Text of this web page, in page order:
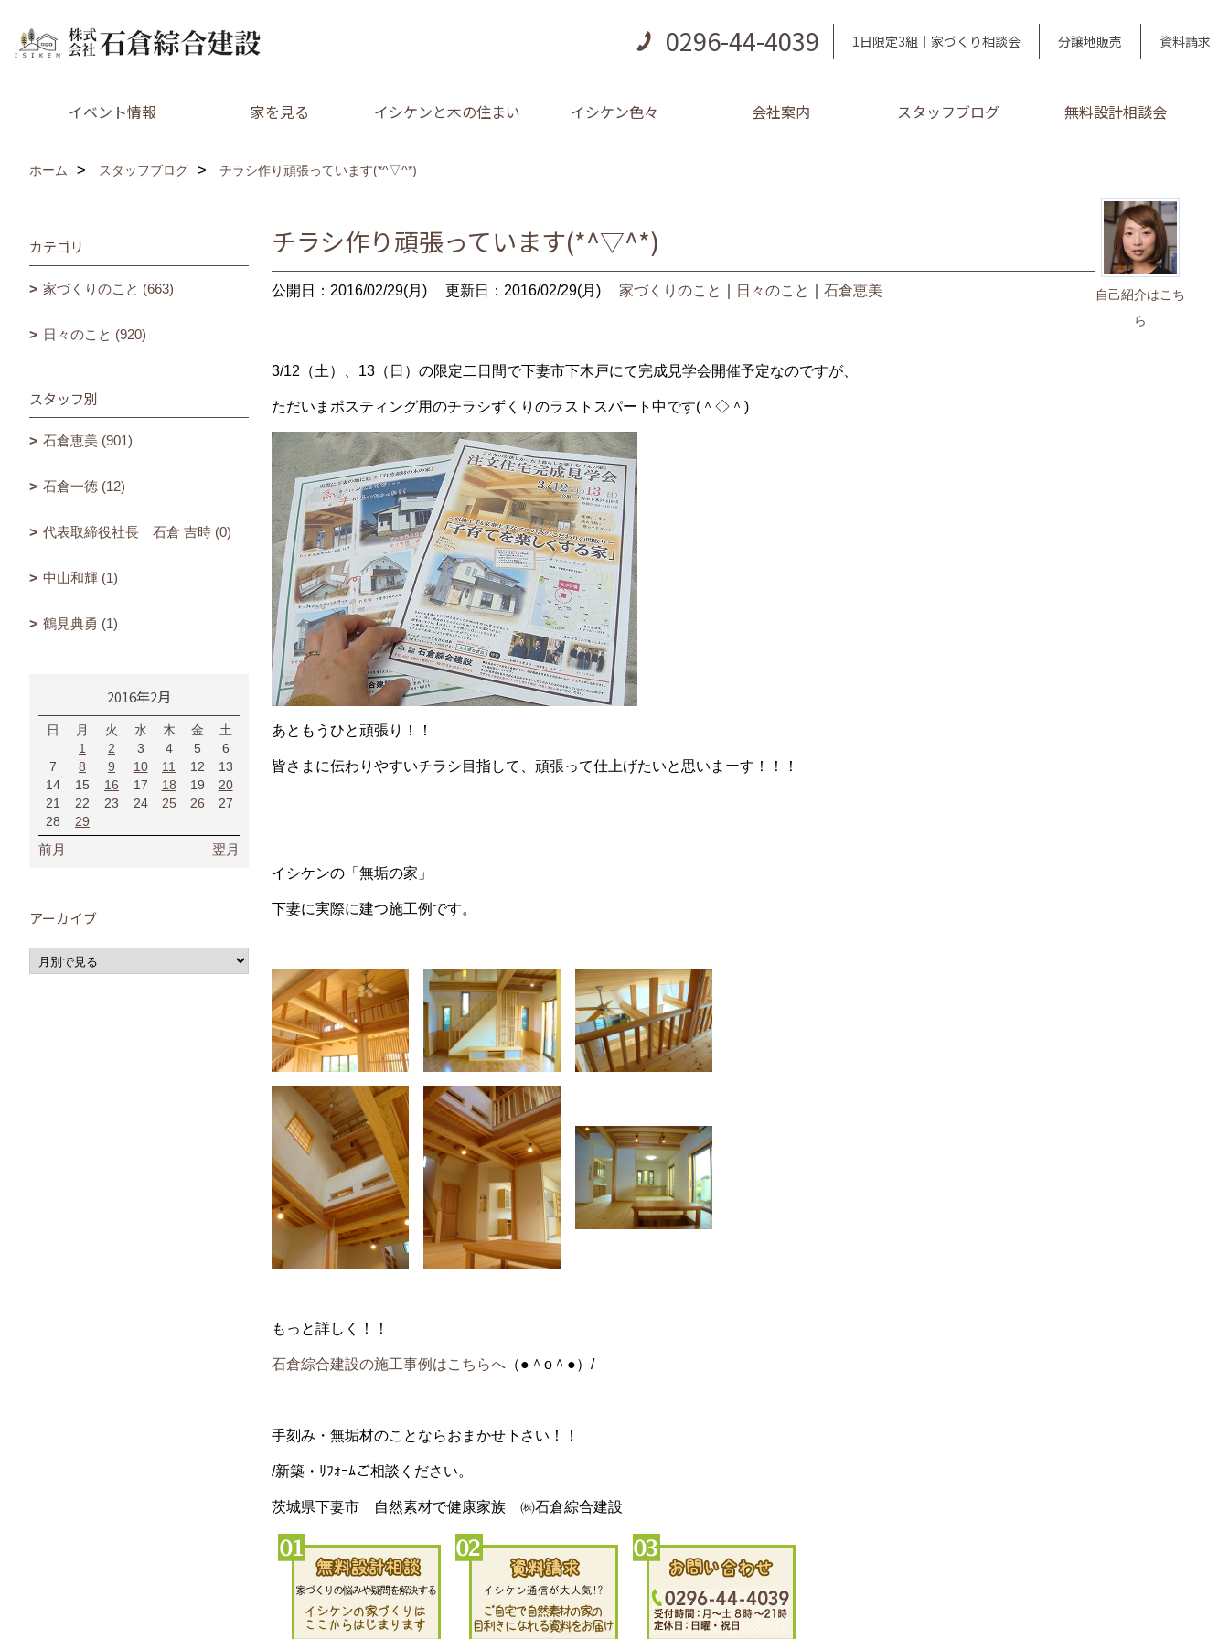
0296-44-4039 1日限定3組｜家づくり相談会 分譲地販売 資料請求
イベント情報 家を見る イシケンと木の住まい イシケン色々 会社案内 スタッフブログ 無料設計相談会
ホーム スタッフブログ チラシ作り頑張っています(*^▽^*)
自己紹介はこち
ら
チラシ作り頑張っています(*^▽^*)
公開日：2016/02/29(月) 更新日：2016/02/29(月) 家づくりのこと 日々のこと 石倉恵美
3/12（土）、13（日）の限定二日間で下妻市下木戸にて完成見学会開催予定なのですが、
ただいまポスティング用のチラシずくりのラストスパート中です(＾◇＾)
あともうひと頑張り！！
皆さまに伝わりやすいチラシ目指して、頑張って仕上げたいと思いまーす！！！
イシケンの「無垢の家」
下妻に実際に建つ施工例です。
もっと詳しく！！
石倉綜合建設の施工事例はこちらへ （●＾o＾●）/
手刻み・無垢材のことならおまかせ下さい！！
/新築・ﾘﾌｫｰﾑご相談ください。
茨城県下妻市 自然素材で健康家族 ㈱石倉綜合建設
カテゴリ
家づくりのこと (663)
日々のこと (920)
スタッフ別
石倉恵美 (901)
石倉一徳 (12)
代表取締役社長 石倉 吉時 (0)
中山和輝 (1)
鶴見典勇 (1)
2016年2月
日 月 火 水 木 金
土
1
2 3 4 5
6
7
8 9 10 11 12
13
14
15 16 17 18 19
20
21
22 23 24 25 26
27
28
29
前月 翌月
アーカイブ